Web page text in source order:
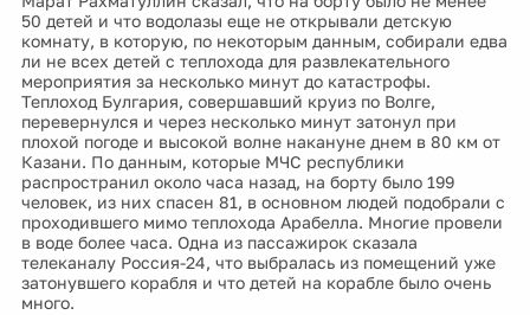
50 детей и что водолазы еще не открывали детскую
комнату, в которую, по некоторым данным, собирали едва
ли не всех детей с теплохода для развлекательного
мероприятия за несколько минут до катастрофы.
Теплоход Булгария, совершавший круиз по Волге,
перевернулся и через несколько минут затонул при
плохой погоде и высокой волне накануне днем в 80 км от
Казани. По данным, которые МЧС республики
распространил около часа назад, на борту было 199
человек, из них спасен 81, в основном людей подобрали с
проходившего мимо теплохода Арабелла. Многие провели
в воде более часа. Одна из пассажирок сказала
телеканалу Россия-24, что выбралась из помещений уже
затонувшего корабля и что детей на корабле было очень
много.